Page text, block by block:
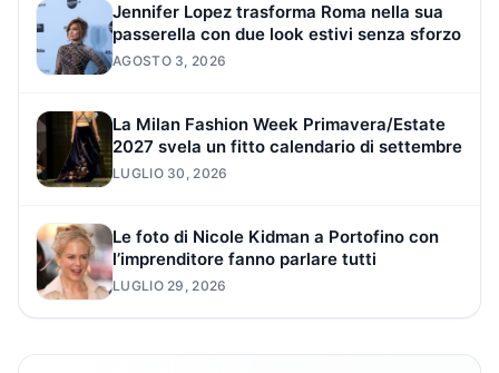
Jennifer Lopez trasforma Roma nella sua
passerella con due look estivi senza sforzo
AGOSTO 3, 2026
La Milan Fashion Week Primavera/Estate
2027 svela un fitto calendario di settembre
LUGLIO 30, 2026
Le foto di Nicole Kidman a Portofino con
l’imprenditore fanno parlare tutti
LUGLIO 29, 2026